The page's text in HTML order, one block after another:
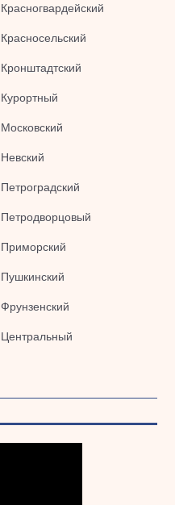
Красногвардейский
Красносельский
Кронштадтский
Курортный
Московский
Невский
Петроградский
Петродворцовый
Приморский
Пушкинский
Фрунзенский
Центральный